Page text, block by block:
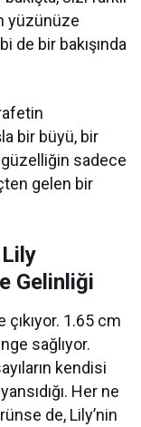
yüzünüze
de bir bakışında
bir büyü, bir
sadece
gelen bir
Gelinliği
1.65 cm
sağlıyor.
kendisi
Her ne
de, Lily’nin